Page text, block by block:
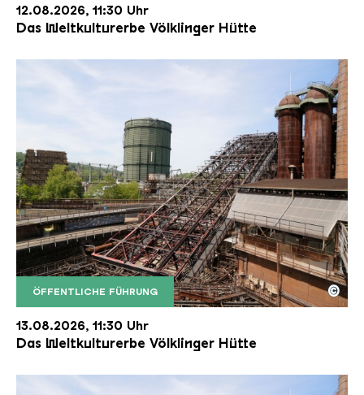
12.08.2026, 11:30 Uhr
Das Weltkulturerbe Völklinger Hütte
ÖFFENTLICHE FÜHRUNG
Der Erzschrägaufzug der Völklinger Hütte mit
Copyright: Weltkulturerbe Völklinger Hütte | Karl
©
13.08.2026, 11:30 Uhr
Das Weltkulturerbe Völklinger Hütte